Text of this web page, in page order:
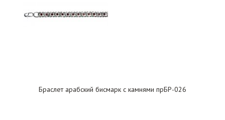
Браслет арабский бисмарк с камнями прБР-026